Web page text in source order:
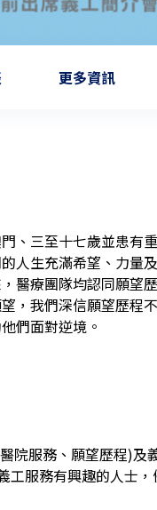
更多資訊
、三至十七歲並患有
人生充滿希望、力量
醫療團隊均認同願望
，我們深信願望歷程
們面對逆境。
院服務、願望歷程)及
工服務有興趣的人士